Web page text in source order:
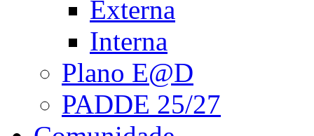
Externa
Interna
Plano E@D
PADDE 25/27